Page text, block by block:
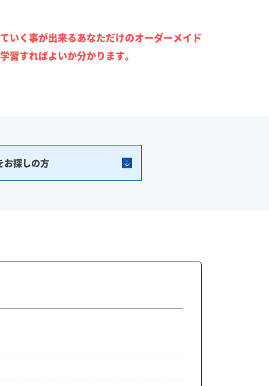
いく事が出来るあなただけのオーダーメイド
すればよいか分かります。
お探しの方